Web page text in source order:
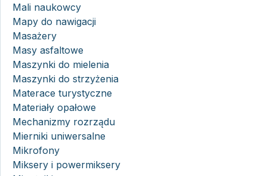
Mali naukowcy
Mapy do nawigacji
Masażery
Masy asfaltowe
Maszynki do mielenia
Maszynki do strzyżenia
Materace turystyczne
Materiały opałowe
Mechanizmy rozrządu
Mierniki uniwersalne
Mikrofony
Miksery i powermiksery